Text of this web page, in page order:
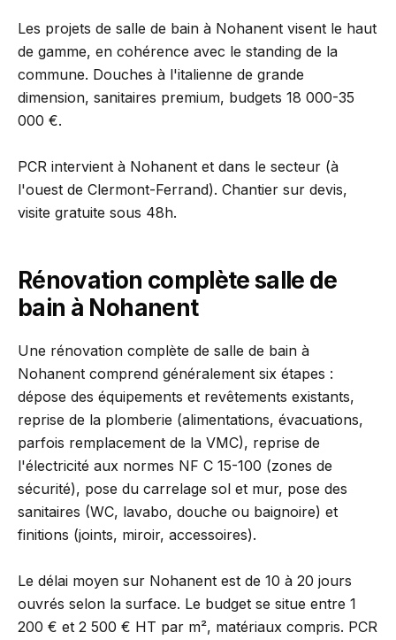
Les projets de salle de bain à Nohanent visent le haut
de gamme, en cohérence avec le standing de la
commune. Douches à l'italienne de grande
dimension, sanitaires premium, budgets 18 000-35
000 €.
PCR intervient à Nohanent et dans le secteur (à
l'ouest de Clermont-Ferrand). Chantier sur devis,
visite gratuite sous 48h.
Rénovation complète salle de
bain à Nohanent
Une rénovation complète de salle de bain à
Nohanent comprend généralement six étapes :
dépose des équipements et revêtements existants,
reprise de la plomberie (alimentations, évacuations,
parfois remplacement de la VMC), reprise de
l'électricité aux normes NF C 15-100 (zones de
sécurité), pose du carrelage sol et mur, pose des
sanitaires (WC, lavabo, douche ou baignoire) et
finitions (joints, miroir, accessoires).
Le délai moyen sur Nohanent est de 10 à 20 jours
ouvrés selon la surface. Le budget se situe entre 1
200 € et 2 500 € HT par m², matériaux compris. PCR